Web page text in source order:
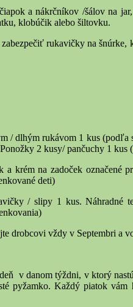
a nákrčníkov /šálov na
klobúčik alebo šiltovku.
rukavičky na šnúrke,
/ dlhým rukávom 1 kus (podľa
2 kusy/ pančuchy 1 kus
krém na zadoček označené
deti)
/ slipy 1 kus. Náhradné
drobcovi vždy v Septembri a
v danom týždni, v ktorý
pyžamko. Každý piatok